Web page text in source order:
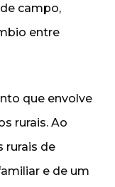
campo,
entre
que envolve
rurais. Ao
rurais de
e de um